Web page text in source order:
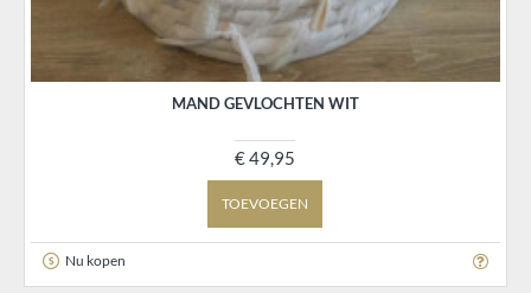
MAND GEVLOCHTEN WIT
€ 49,95
TOEVOEGEN
Nu kopen